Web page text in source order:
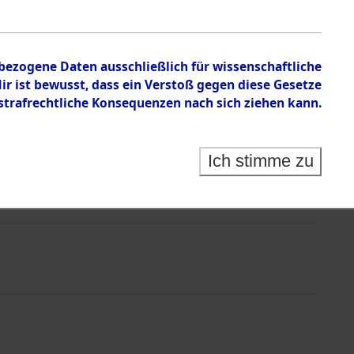
Daten ausschließlich für wissenschaftliche
bewusst, dass ein Verstoß gegen diese Gesetze
Konsequenzen nach sich ziehen kann.
Ich stimme zu